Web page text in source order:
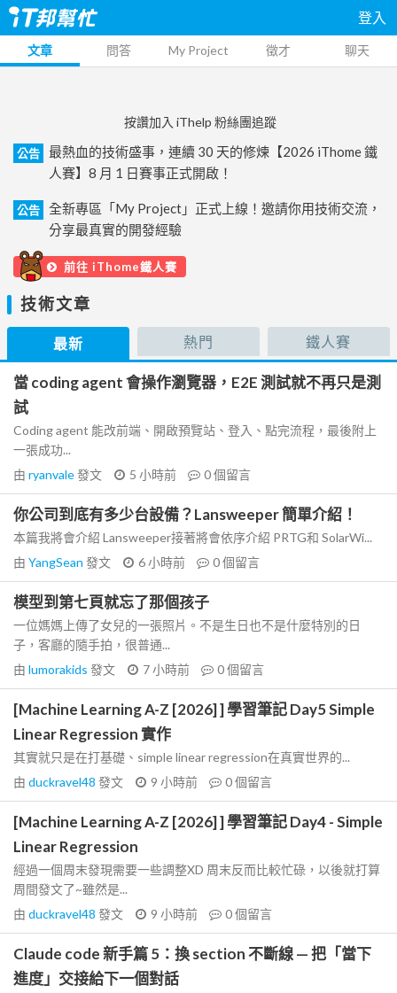
登入
文章 問答 My Project 徵才 聊天
按讚加入 iThelp 粉絲團追蹤
公告
最熱血的技術盛事，連續 30 天的修煉【2026 iThome 鐵
人賽】8 月 1 日賽事正式開啟！
公告
全新專區「My Project」正式上線！邀請你用技術交流，
分享最真實的開發經驗
前往 iThome鐵人賽
技術文章
最新 熱門 鐵人賽
當 coding agent 會操作瀏覽器，E2E 測試就不再只是測
試
Coding agent 能改前端、開啟預覽站、登入、點完流程，最後附上
一張成功...
由 ryanvale發文 5 小時前 0個留言
你公司到底有多少台設備？Lansweeper 簡單介紹！
本篇我將會介紹 Lansweeper接著將會依序介紹 PRTG和 SolarWi...
由 YangSean 發文 6 小時前 0個留言
模型到第七頁就忘了那個孩子
一位媽媽上傳了女兒的一張照片。不是生日也不是什麼特別的日
子，客廳的隨手拍，很普通...
由 lumorakids 發文 7 小時前 0個留言
[Machine Learning A-Z [2026] ] 學習筆記 Day5 Simple
Linear Regression 實作
其實就只是在打基礎、simple linear regression在真實世界的...
由 duckravel48 發文 9 小時前 0個留言
[Machine Learning A-Z [2026] ] 學習筆記 Day4 - Simple
Linear Regression
經過一個周末發現需要一些調整XD 周末反而比較忙碌，以後就打算
周間發文了~雖然是...
由 duckravel48 發文 9 小時前 0個留言
Claude code 新手篇 5：換 section 不斷線 — 把「當下
進度」交接給下一個對話